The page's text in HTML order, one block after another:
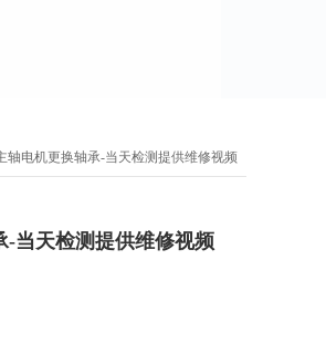
轴电机更换轴承-当天检测提供维修视频
-当天检测提供维修视频